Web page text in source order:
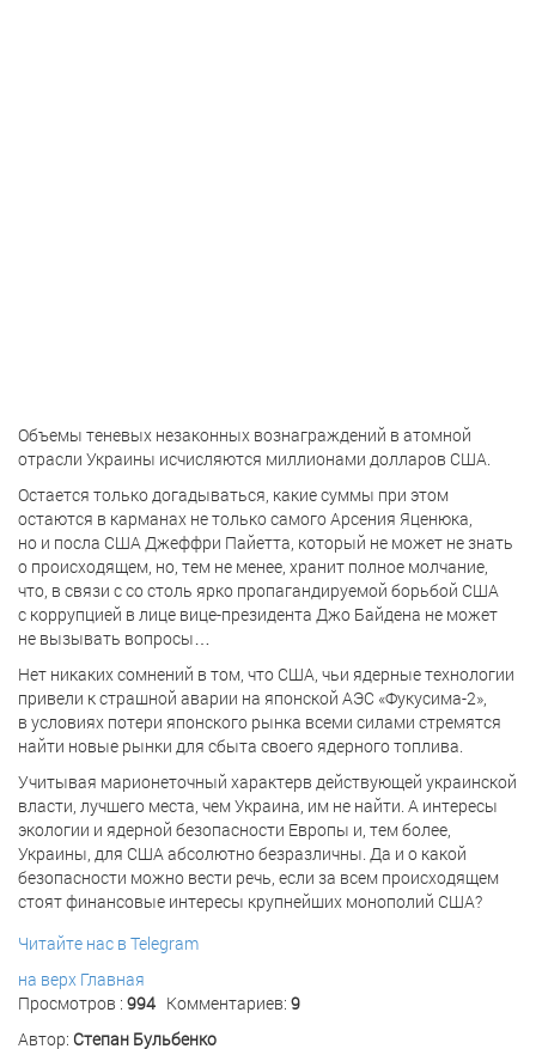
Объемы теневых незаконных вознаграждений в атомной
отрасли Украины исчисляются миллионами долларов США.
Остается только догадываться, какие суммы при этом
остаются в карманах не только самого Арсения Яценюка,
но и посла США Джеффри Пайетта, который не может не знать
о происходящем, но, тем не менее, хранит полное молчание,
что, в связи с со столь ярко пропагандируемой борьбой США
с коррупцией в лице вице-президента Джо Байдена не может
не вызывать вопросы…
Нет никаких сомнений в том, что США, чьи ядерные технологии
привели к страшной аварии на японской АЭС «Фукусима-2»,
в условиях потери японского рынка всеми силами стремятся
найти новые рынки для сбыта своего ядерного топлива.
Учитывая марионеточный характерв действующей украинской
власти, лучшего места, чем Украина, им не найти. А интересы
экологии и ядерной безопасности Европы и, тем более,
Украины, для США абсолютно безразличны. Да и о какой
безопасности можно вести речь, если за всем происходящем
стоят финансовые интересы крупнейших монополий США?
Читайте нас в Telegram
на верх Главная
Просмотров : 994 Комментариев: 9
Автор: Степан Бульбенко